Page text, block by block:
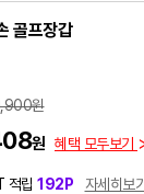
골프장갑
원
원 혜택 모두보기
적립 192P
자세히보기